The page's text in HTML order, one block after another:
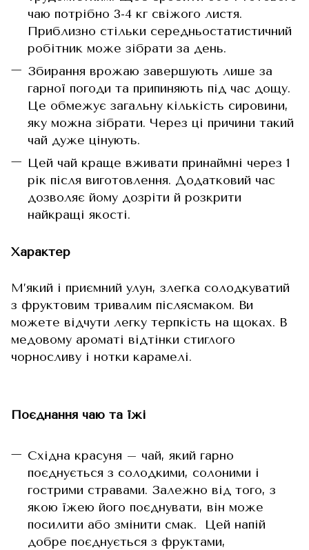
чаю потрібно 3-4 кг свіжого листя.
Приблизно стільки середньостатистичний
робітник може зібрати за день.
Збирання врожаю завершують лише за
гарної погоди та припиняють під час дощу.
Це обмежує загальну кількість сировини,
яку можна зібрати. Через ці причини такий
чай дуже цінують.
Цей чай краще вживати принаймні через 1
рік після виготовлення. Додатковий час
дозволяє йому дозріти й розкрити
найкращі якості.
Характер
М’який і приємний улун, злегка солодкуватий
з фруктовим тривалим післясмаком. Ви
можете відчути легку терпкість на щоках. В
медовому ароматі відтінки стиглого
чорносливу і нотки карамелі.
Поєднання чаю та їжі
Східна красуня – чай, який гарно
поєднується з солодкими, солоними і
гострими стравами. Залежно від того, з
якою їжею його поєднувати, він може
посилити або змінити смак. Цей напій
добре поєднується з фруктами,